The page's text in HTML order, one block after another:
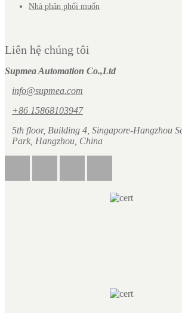
Nhà phân phối muốn
Liên hệ chúng tôi
Supmea Automation Co.,Ltd
info@supmea.com
+86 15868103947
5th floor, Building 4, Singapore-Hangzhou
Park, Hangzhou, China